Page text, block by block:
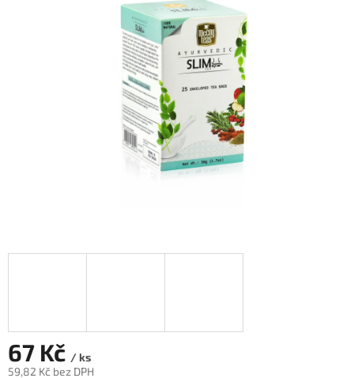
67 Kč / ks
59,82 Kč bez DPH